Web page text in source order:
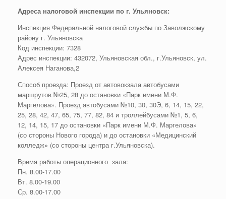
Адреса налоговой инспекции по г. Ульяновск:
Инспекция Федеральной налоговой службы по Заволжскому
району г. Ульяновска
Код инспекции: 7328
Адрес инспекции: 432072, Ульяновская обл., г.Ульяновск, ул.
Алексея Наганова,2
Способ проезда: Проезд от автовокзала автобусами
маршрутов №25, 28 до остановки «Парк имени М.Ф.
Маргелова». Проезд автобусами №10, 30, 30Э, 6, 14, 15, 22,
25, 28, 42, 47, 65, 75, 77, 82, 84 и троллейбусами №1, 5, 6,
12, 14, 15, 17 до остановки «Парк имени М.Ф. Маргелова»
(со стороны Нового города) и до остановки «Медицинский
колледж» (со стороны центра г.Ульяновска).
Время работы операционного зала:
Пн. 8.00-17.00
Вт. 8.00-19.00
Ср. 8.00-17.00